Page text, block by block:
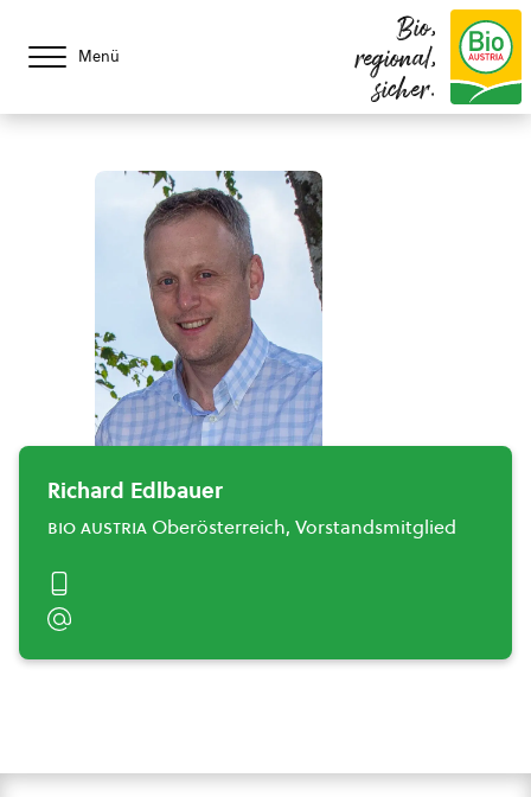
Menü
Bio,
regional,
sicher.
Richard Edlbauer
bio austria Oberösterreich, Vorstandsmitglied